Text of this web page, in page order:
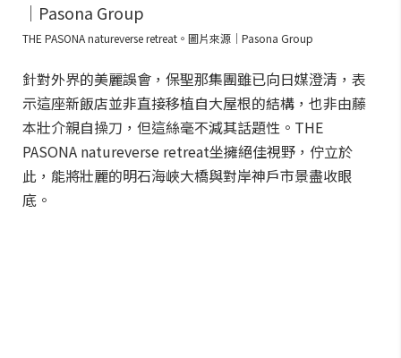
THE PASONA natureverse retreat。圖片來源｜Pasona Group
針對外界的美麗誤會，保聖那集團雖已向日媒澄清，表
示這座新飯店並非直接移植自大屋根的結構，也非由藤
本壯介親自操刀，但這絲毫不減其話題性。THE
PASONA natureverse retreat坐擁絕佳視野，佇立於
此，能將壯麗的明石海峽大橋與對岸神戶市景盡收眼
底。